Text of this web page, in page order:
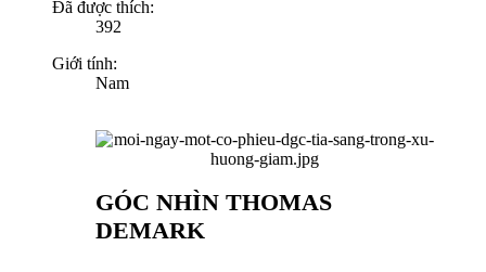
Đã được thích:
392
Giới tính:
Nam
GÓC NHÌN THOMAS
DEMARK